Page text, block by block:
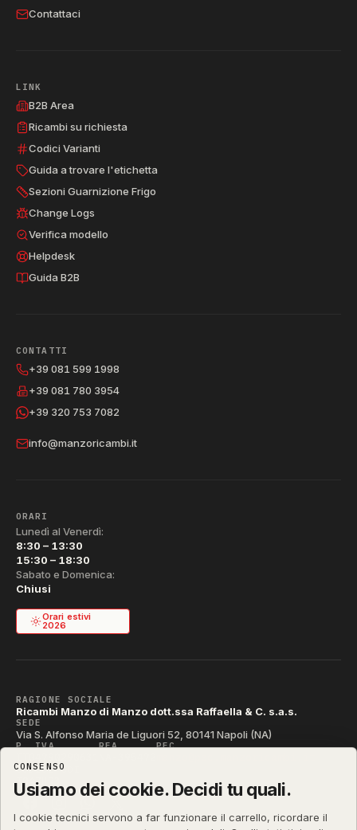
Contattaci
LINK
B2B Area
Ricambi su richiesta
Codici Varianti
Guida a trovare l'etichetta
Sezioni Guarnizione Frigo
Change Logs
Verifica modello
Helpdesk
Guida B2B
CONTATTI
+39 081 599 1998
+39 081 780 3954
+39 320 753 7082
info@manzoricambi.it
ORARI
Lunedì al Venerdì:
8:30 – 13:30
15:30 – 18:30
Sabato e Domenica:
Chiusi
Orari estivi
2026
RAGIONE SOCIALE
Ricambi Manzo di Manzo dott.ssa Raffaella & C. s.a.s.
SEDE
Via S. Alfonso Maria de Liguori 52, 80141 Napoli (NA)
P. IVA REA PEC
CODICE SDI
T04ZHR3
CONSENSO
Usiamo dei cookie. Decidi tu quali.
I cookie tecnici servono a far funzionare il carrello, ricordare il